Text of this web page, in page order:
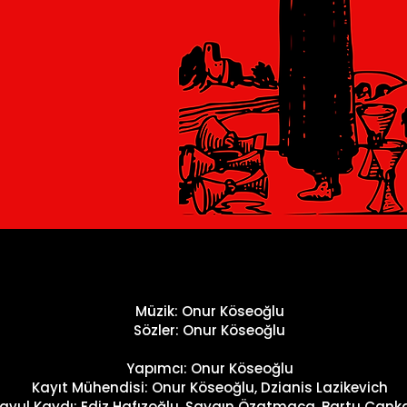
Müzik: Onur Köseoğlu
Sözler: Onur Köseoğlu
Yapımcı: Onur Köseoğlu
Kayıt Mühendisi: Onur Köseoğlu, Dzianis Lazikevich